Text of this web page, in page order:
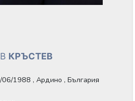
КРЪСТЕВ
06/1988 , Ардино , България